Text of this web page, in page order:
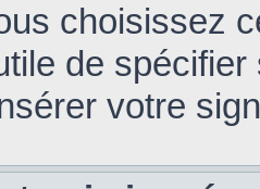
choisissez
de
votre